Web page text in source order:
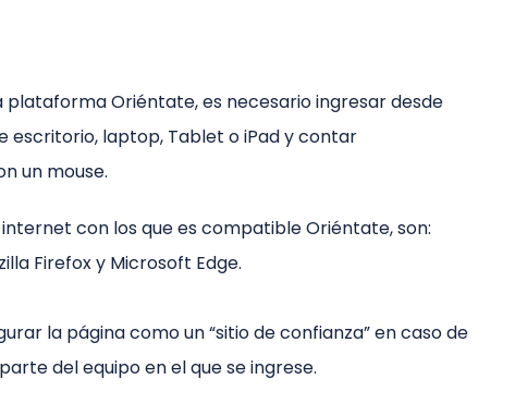
plataforma Oriéntate, es necesario ingresar desde
escritorio, laptop, Tablet o iPad y contar
un mouse.
con los que es compatible Oriéntate, son:
Firefox y Microsoft Edge.
la página como un “sitio de confianza” en caso de
del equipo en el que se ingrese.